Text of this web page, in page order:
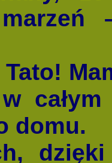
całym
domu.